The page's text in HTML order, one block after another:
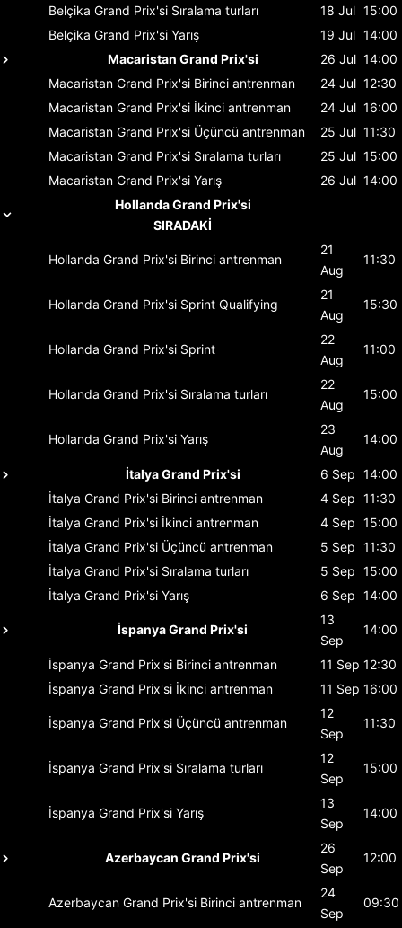
Belçika Grand Prix'si Sıralama turları 18 Jul 15:00
Belçika Grand Prix'si Yarış 19 Jul 14:00
Macaristan Grand Prix'si
26 Jul 14:00
Macaristan Grand Prix'si Birinci antrenman 24 Jul 12:30
Macaristan Grand Prix'si İkinci antrenman 24 Jul 16:00
Macaristan Grand Prix'si Üçüncü antrenman 25 Jul 11:30
Macaristan Grand Prix'si Sıralama turları 25 Jul 15:00
Macaristan Grand Prix'si Yarış 26 Jul 14:00
Hollanda Grand Prix'si
SIRADAKİ
Hollanda Grand Prix'si Birinci antrenman
21
Aug
11:30
Hollanda Grand Prix'si Sprint Qualifying
21
Aug
15:30
Hollanda Grand Prix'si Sprint
22
Aug
11:00
Hollanda Grand Prix'si Sıralama turları
22
Aug
15:00
Hollanda Grand Prix'si Yarış
23
Aug
14:00
İtalya Grand Prix'si 6 Sep 14:00
İtalya Grand Prix'si Birinci antrenman 4 Sep 11:30
İtalya Grand Prix'si İkinci antrenman 4 Sep 15:00
İtalya Grand Prix'si Üçüncü antrenman 5 Sep 11:30
İtalya Grand Prix'si Sıralama turları 5 Sep 15:00
İtalya Grand Prix'si Yarış 6 Sep 14:00
İspanya Grand Prix'si
13
Sep
14:00
İspanya Grand Prix'si Birinci antrenman 11 Sep 12:30
İspanya Grand Prix'si İkinci antrenman 11 Sep 16:00
İspanya Grand Prix'si Üçüncü antrenman
12
Sep
11:30
İspanya Grand Prix'si Sıralama turları
12
Sep
15:00
İspanya Grand Prix'si Yarış
13
Sep
14:00
Azerbaycan Grand Prix'si
26
Sep
12:00
Azerbaycan Grand Prix'si Birinci antrenman
24
Sep
09:30